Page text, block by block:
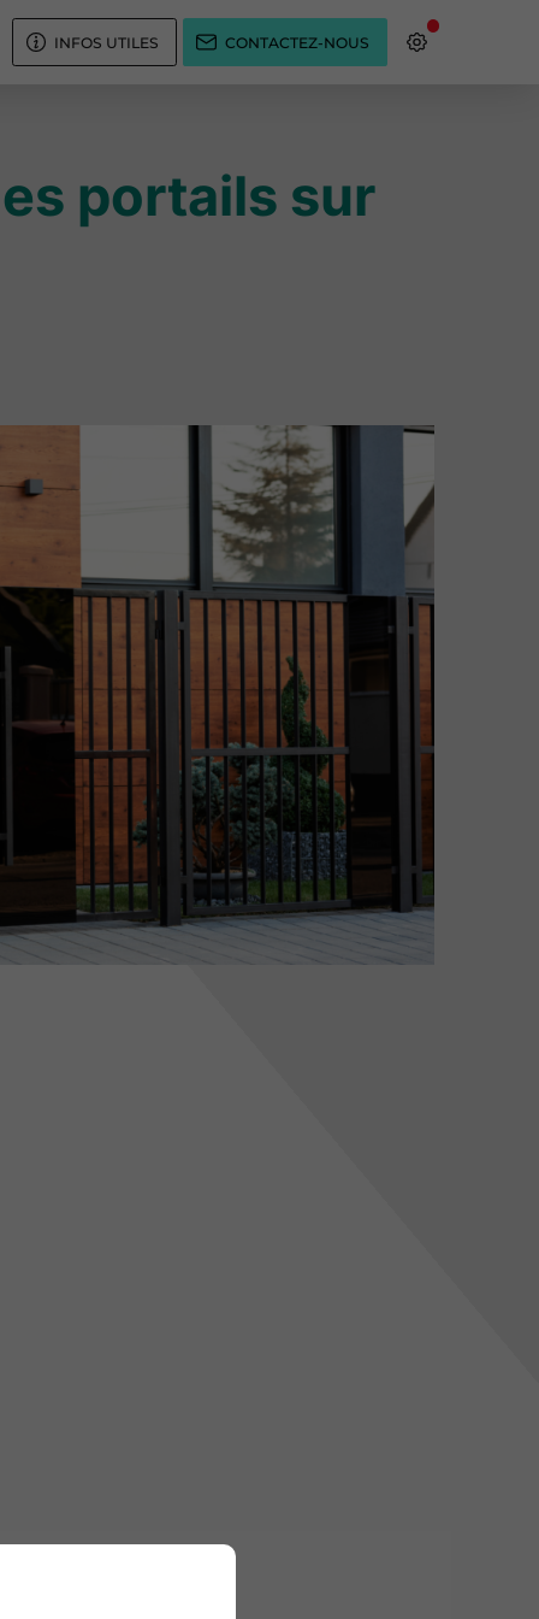
INFOS UTILES CONTACTEZ-NOUS
portails sur